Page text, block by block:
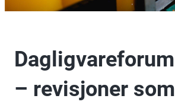
– revisjoner